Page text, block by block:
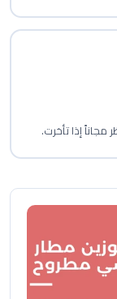
مجاناً إذا تأخرت.